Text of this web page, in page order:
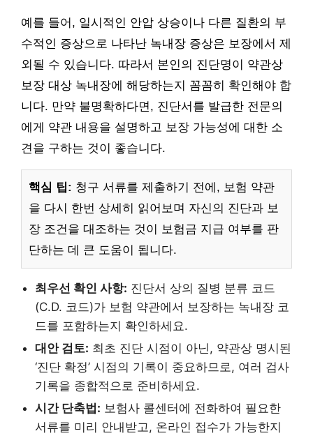
예를 들어, 일시적인 안압 상승이나 다른 질환의 부
수적인 증상으로 나타난 녹내장 증상은 보장에서 제
외될 수 있습니다. 따라서 본인의 진단명이 약관상
보장 대상 녹내장에 해당하는지 꼼꼼히 확인해야 합
니다. 만약 불명확하다면, 진단서를 발급한 전문의
에게 약관 내용을 설명하고 보장 가능성에 대한 소
견을 구하는 것이 좋습니다.
핵심 팁: 청구 서류를 제출하기 전에, 보험 약관
을 다시 한번 상세히 읽어보며 자신의 진단과 보
장 조건을 대조하는 것이 보험금 지급 여부를 판
단하는 데 큰 도움이 됩니다.
최우선 확인 사항: 진단서 상의 질병 분류 코드
(C.D. 코드)가 보험 약관에서 보장하는 녹내장 코
드를 포함하는지 확인하세요.
대안 검토: 최초 진단 시점이 아닌, 약관상 명시된
‘진단 확정’ 시점의 기록이 중요하므로, 여러 검사
기록을 종합적으로 준비하세요.
시간 단축법: 보험사 콜센터에 전화하여 필요한
서류를 미리 안내받고, 온라인 접수가 가능한지